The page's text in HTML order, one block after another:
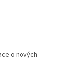
o nových